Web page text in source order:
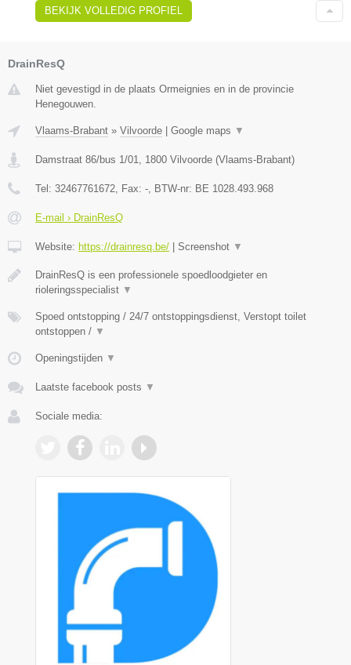
BEKIJK VOLLEDIG PROFIEL
DrainResQ
Niet gevestigd in de plaats Ormeignies en in de provincie
Henegouwen.
Vlaams-Brabant » Vilvoorde | Google maps ▼
Damstraat 86/bus 1/01 1800 Vilvoorde (Vlaams-Brabant)
Tel: 32467761672 , Fax: - , BTW-nr: BE 1028.493.968
E-mail › DrainResQ
Website: https://drainresq.be/ | Screenshot ▼
DrainResQ is een professionele spoedloodgieter en
rioleringsspecialist ▼
Spoed ontstopping / 24/7 ontstoppingsdienst, Verstopt toilet
ontstoppen / ▼
Openingstijden ▼
Laatste facebook posts ▼
Sociale media: